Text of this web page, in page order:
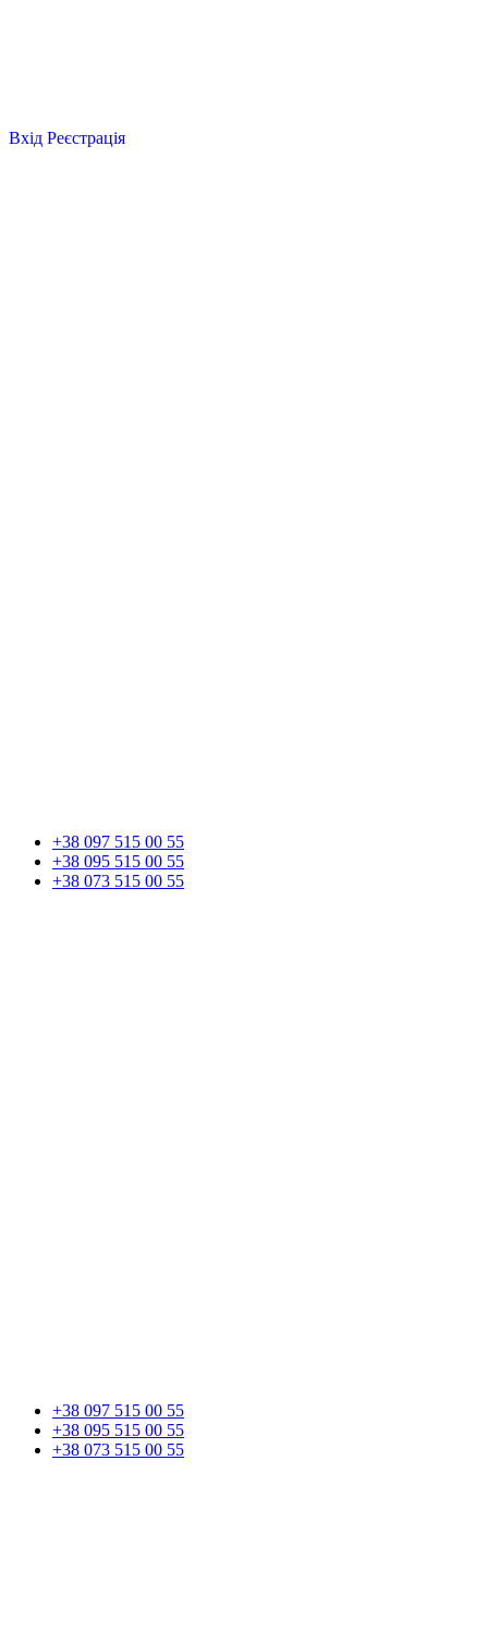
Вхід Реєстрація
+38 097 515 00 55
+38 095 515 00 55
+38 073 515 00 55
+38 097 515 00 55
+38 095 515 00 55
+38 073 515 00 55